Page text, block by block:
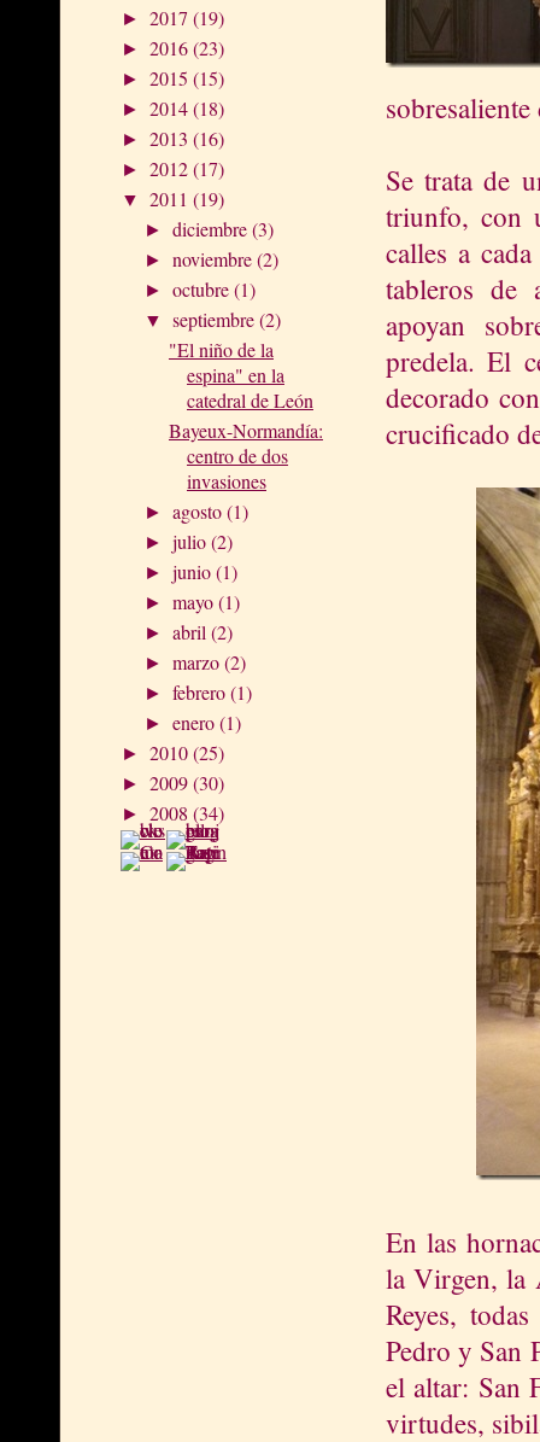
► 2017 (19)
► 2016(23)
► 2015 (15)
► 2014(18)
► 2013 (16)
► 2012(17)
▼ 2011 (19)
►diciembre(3)
►noviembre(2)
►octubre(1)
▼septiembre(2)
"El niño de la
espina" en la
catedral de León
Bayeux-Normandía:
centro de dos
invasiones
►agosto(1)
►julio(2)
►junio(1)
►mayo(1)
►abril(2)
►marzo(2)
►febrero(1)
►enero(1)
► 2010(25)
► 2009(30)
► 2008 (34)
Se trata de
triunfo, con
calles a
tableros de
apoyan
predela. El
decorado
crucificado
En las
la Virgen, la
Reyes,
Pedro y San
el altar: San
virtudes,